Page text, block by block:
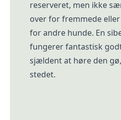
reserveret, men ikke
over for fremmede
for andre hunde. En
fungerer fantastisk
sjældent at høre den
stedet.